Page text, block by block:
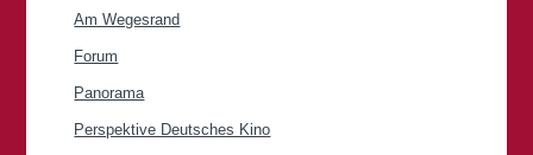
Am Wegesrand
Forum
Panorama
Perspektive Deutsches Kino